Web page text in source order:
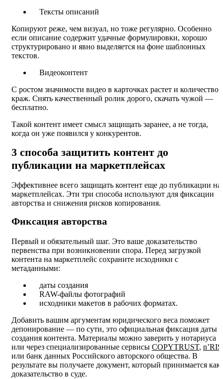
Тексты описаний
Копируют реже, чем визуал, но тоже регулярно. Особенно
если описание содержит удачные формулировки, хорошо
структурировано и явно выделяется на фоне шаблонных
текстов.
Видеоконтент
С ростом значимости видео в карточках растет и количество
краж. Снять качественный ролик дорого, скачать чужой —
бесплатно.
Такой контент имеет смысл защищать заранее, а не тогда,
когда он уже появился у конкурентов.
3 способа защитить контент до
публикации на маркетплейсах
Эффективнее всего защищать контент еще до публикации на
маркетплейсах. Эти три способа используют для фиксации
авторства и снижения рисков копирования.
Фиксация авторства
Первый и обязательный шаг. Это ваше доказательство
первенства при возникновении спора. Перед загрузкой
контента на маркетплейс сохраните исходники с
метаданными:
даты создания
RAW-файлы фотографий
исходники макетов в рабочих форматах.
Добавить вашим аргументам юридического веса поможет
депонирование — по сути, это официальная фиксация даты
создания контента. Материалы можно заверить у нотариуса
или через специализированные сервисы COPYTRUST, n’RIS
или банк данных Российского авторского общества. В
результате вы получаете документ, который принимается как
доказательство в суде.